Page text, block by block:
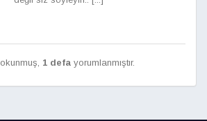
okunmuş, 1 defa yorumlanmıştır.